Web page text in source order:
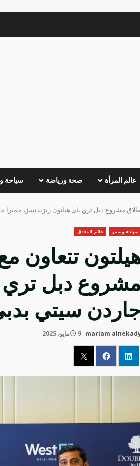
عالم المرأة صحة ورياضة سياحة
سياحة وسفر عالم الفنادق
مشروع دبل تري
جاردن سيتي
mariam 9 مايو، 2025